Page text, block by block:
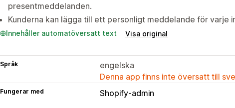
presentmeddelanden.
Kunderna kan lägga till ett personligt meddelande för varje
Innehåller automatöversatt text Visa original
Språk
engelska
Denna app finns inte översatt till
Fungerar med Shopify-admin